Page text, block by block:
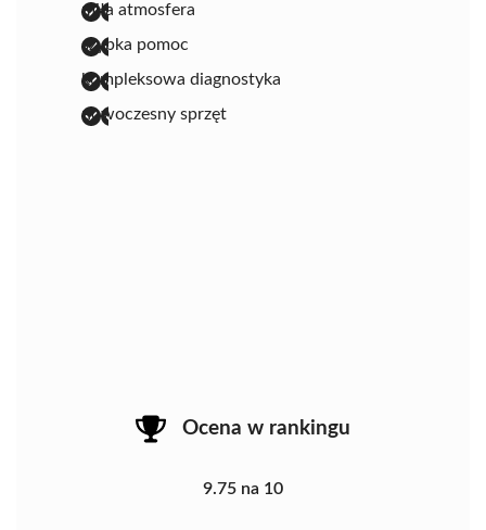
miła atmosfera
szybka pomoc
kompleksowa diagnostyka
nowoczesny sprzęt
Ocena w rankingu
9.75 na 10